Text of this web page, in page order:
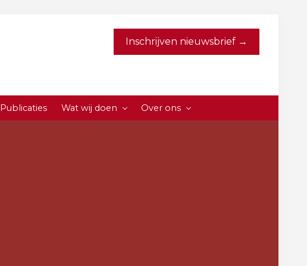
Inschrijven nieuwsbrief →
Publicaties Wat wij doen Over ons